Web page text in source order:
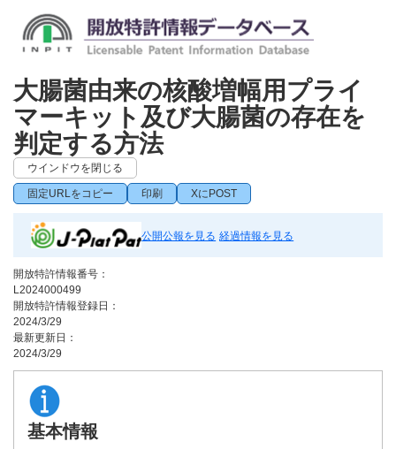
大腸菌由来の核酸増幅用プライ
マーキット及び大腸菌の存在を
判定する方法
ウインドウを閉じる
固定URLをコピー 印刷 XにPOST
公開公報を見る 経過情報を見る
開放特許情報番号：
L2024000499
開放特許情報登録日：
2024/3/29
最新更新日：
2024/3/29
基本情報